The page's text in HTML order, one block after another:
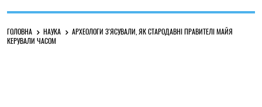
ГОЛОВНА НАУКА
АРХЕОЛОГИ З'ЯСУВАЛИ, ЯК СТАРОДАВНІ ПРАВИТЕЛІ МАЙЯ
КЕРУВАЛИ ЧАСОМ